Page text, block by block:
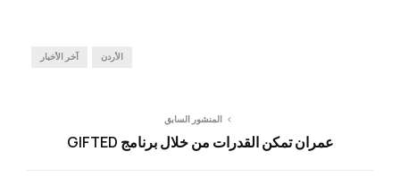
آخر الأخبار الأردن
المنشور السابق
عمران تمكن القدرات من خلال برنامج GIFTED